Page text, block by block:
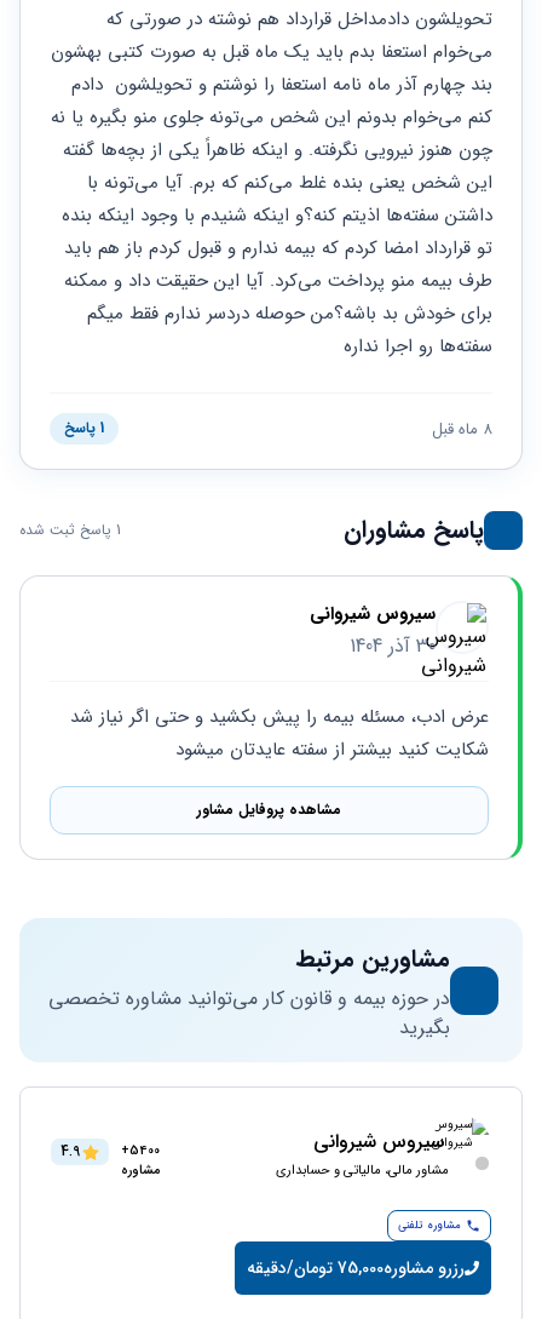
برنامه نویسی
طلاق
حقوقی
مهریه
حقوقی
خانواده
حقوقی
کسب
و کار
سئو و
بهینه
سازی
سایت
ثبت
شرکت
سفته‌ها رو اجرا نداره
8 ماه قبل 1 پاسخ
پاسخ مشاوران 1 پاسخ ثبت شده
سیروس شیروانی
30 آذر 1404
شکایت کنید بیشتر از سفته عایدتان میشود
مشاهده پروفایل مشاور
مشاورین مرتبط
در حوزه بیمه و قانون کار می‌توانید مشاوره تخصصی
بگیرید
سیروس شیروانی
مشاور مالی، مالیاتی و حسابداری
5400+
مشاوره
4.9
مشاوره تلفنی
رزرو مشاوره75,000 تومان/دقیقه